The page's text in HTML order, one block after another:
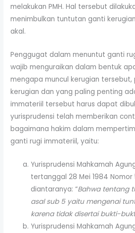
melakukan PMH. Hal tersebut
menimbulkan tuntutan ganti
akal.
Penggugat dalam menuntut ganti
wajib menguraikan dalam bentuk
mengapa muncul kerugian tersebut,
kerugian dan yang paling penting
immateriil tersebut harus dapat
yurisprudensi telah memberikan
bagaimana hakim dalam
ganti rugi immateriil, yaitu:
Yurisprudensi Mahkamah
tertanggal 28 Mei 1984 Nomor
diantaranya: “Bahwa tentang
asal sub 5 yaitu mengenai
karena tidak disertai bukti-
Yurisprudensi Mahkamah